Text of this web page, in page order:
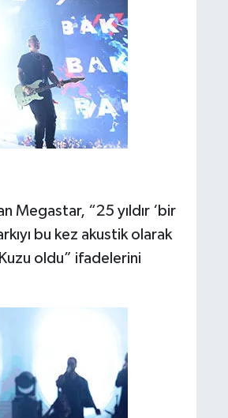
Megastar, “25 yıldır ‘bir
bu kez akustik olarak
oldu” ifadelerini